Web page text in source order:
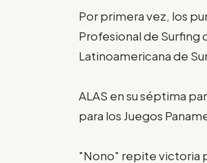
Por primera vez, los
Profesional de Surfing
Latinoamericana de
ALAS en su séptima
para los Juegos
"Nono" repite victoria